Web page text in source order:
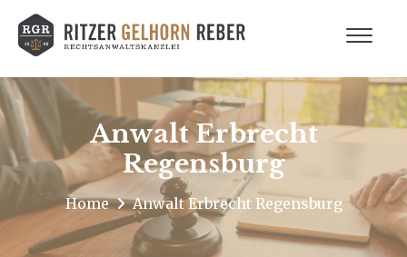
Anwalt Erbrecht
Regensburg
Home Anwalt Erbrecht Regensburg